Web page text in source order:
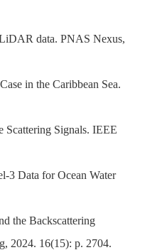
data. PNAS Nexus,
in the Caribbean Sea.
Signals. IEEE
3 Data for Ocean Water
the Backscattering
2024. 16(15): p. 2704.